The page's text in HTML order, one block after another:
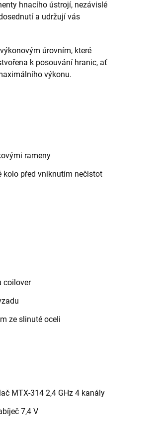
hnacího ústrojí, nezávislé
a udržují vás
úrovním, které
k posouvání hranic, ať
výkonu.
rameny
kolo před vniknutím nečistot
coilover
ze slinuté oceli
MTX-314 2,4 GHz 4 kanály
7,4 V